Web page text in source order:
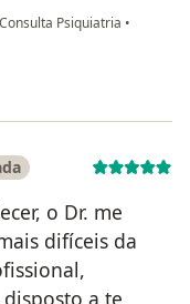
Consulta Psiquiatria •
o Dr. me
difíceis da
a te